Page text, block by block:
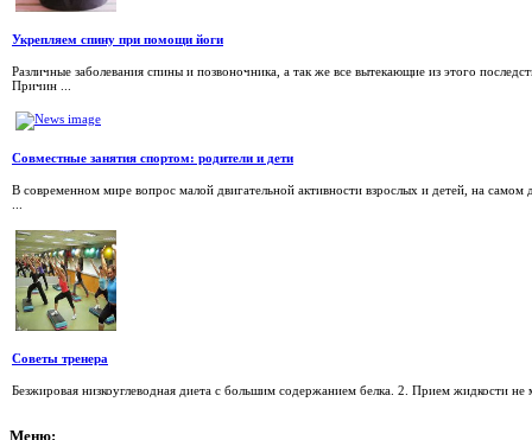
Укрепляем спину при помощи йоги
Различные заболевания спины и позвоночника, а так же все вытекающие из этого
Причин ...
Совместные занятия спортом: родители и дети
В современном мире вопрос малой двигательной активности взрослых и детей, на самом
Советы тренера
Безжировая низкоуглеводная диета с большим содержанием белка. 2. Прием жидкости не
Меню: